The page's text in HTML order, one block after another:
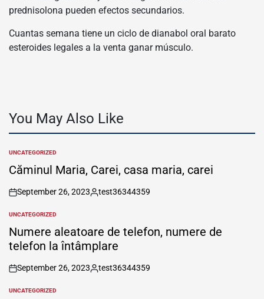
prednisolona pueden efectos secundarios.
Cuantas semana tiene un ciclo de dianabol oral barato
esteroides legales a la venta ganar músculo.
You May Also Like
POSTED
IN
UNCATEGORIZED
Căminul Maria, Carei, casa maria, carei
on
September 26, 2023
Posted
test36344359
POSTED
IN
UNCATEGORIZED
Numere aleatoare de telefon, numere de
telefon la întâmplare
on
September 26, 2023
Posted
test36344359
POSTED
UNCATEGORIZED